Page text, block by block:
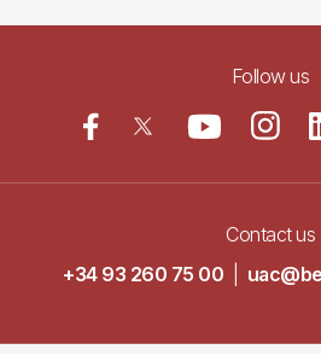
Follow us
Contact us
+34 93 260 75 00